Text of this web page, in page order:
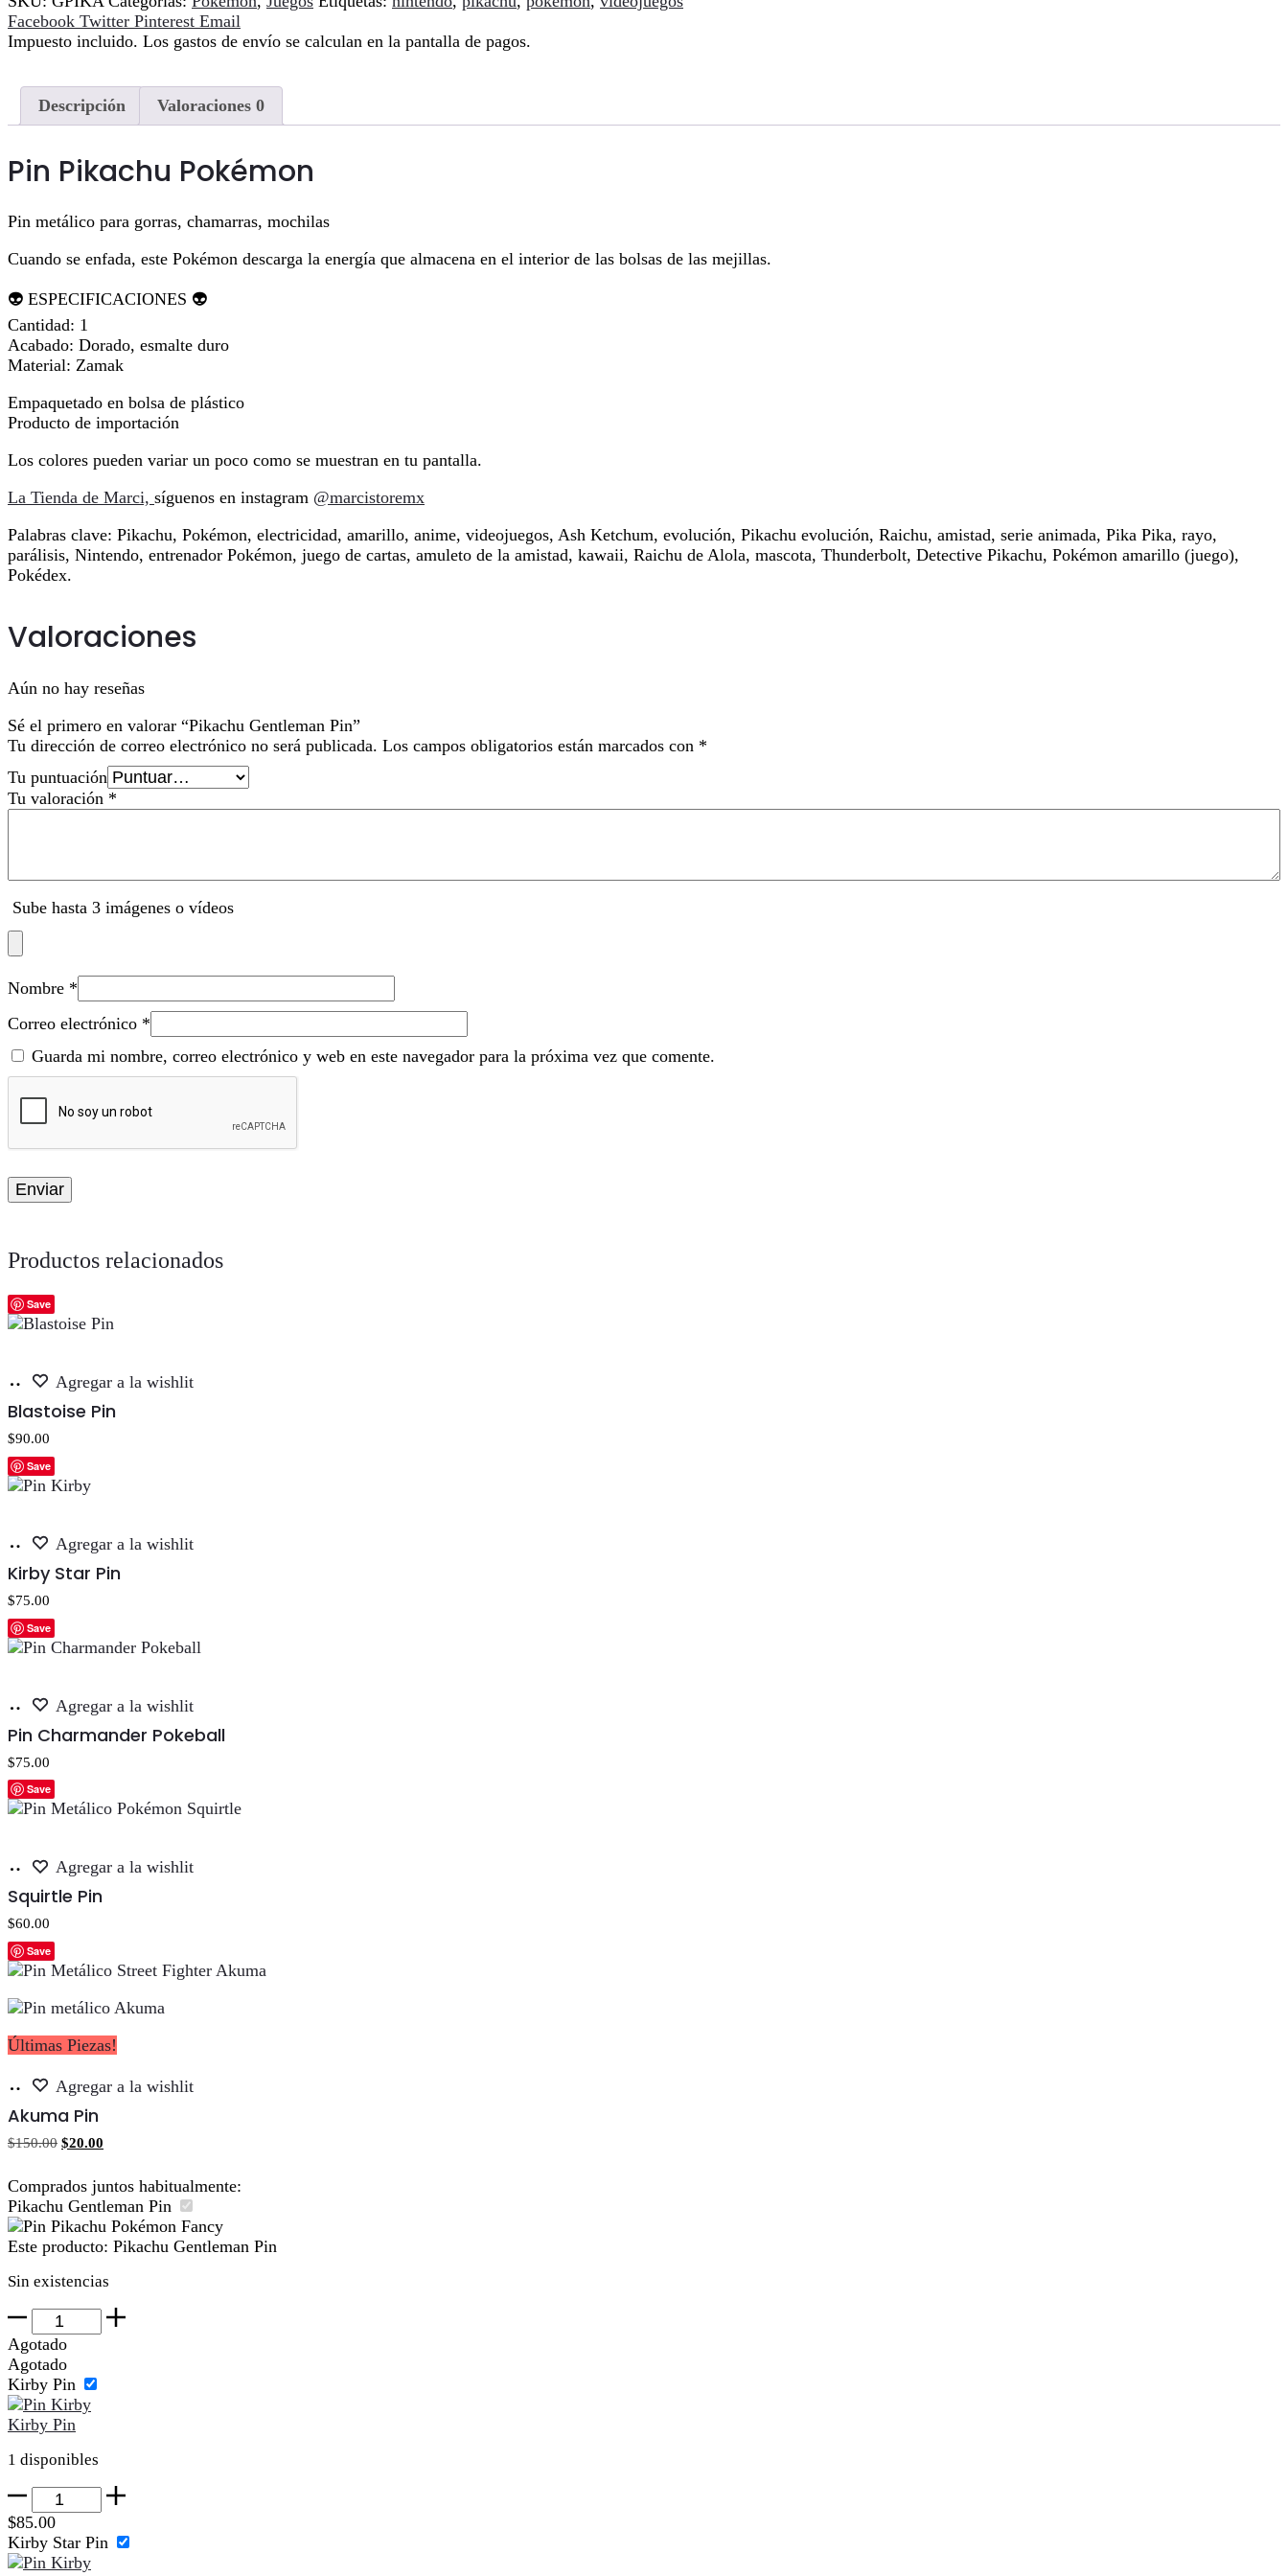
Compartir
Facebook Twitter Pinterest Email
Impuesto incluido. Los gastos de envío se calculan en la pantalla de pagos.
Descripción Valoraciones 0
Pin Pikachu Pokémon
Pin metálico para gorras, chamarras, mochilas
Cuando se enfada, este Pokémon descarga la energía que almacena en el interior de las bolsas de las mejillas.
👽 ESPECIFICACIONES 👽
Cantidad: 1
Acabado: Dorado, esmalte duro
Material: Zamak
Empaquetado en bolsa de plástico
Producto de importación
Los colores pueden variar un poco como se muestran en tu pantalla.
La Tienda de Marci, síguenos en instagram @marcistoremx
Palabras clave: Pikachu, Pokémon, electricidad, amarillo, anime, videojuegos, Ash Ketchum, evolución, Pikachu evolución, Raichu, amistad, serie animada, Pika Pika, rayo,
parálisis, Nintendo, entrenador Pokémon, juego de cartas, amuleto de la amistad, kawaii, Raichu de Alola, mascota, Thunderbolt, Detective Pikachu, Pokémon amarillo (juego),
Pokédex.
Valoraciones
Aún no hay reseñas
Sé el primero en valorar “Pikachu Gentleman Pin”
Tu dirección de correo electrónico no será publicada. Los campos obligatorios están marcados con *
Tu puntuación
Tu valoración *
Sube hasta 3 imágenes o vídeos
Nombre *
Correo electrónico *
Guarda mi nombre, correo electrónico y web en este navegador para la próxima vez que comente.
Productos relacionados
Save
Añadir
carrito
Agregar a la wishlit
Blastoise Pin
$90.00
Save
Añadir
carrito
Agregar a la wishlit
Kirby Star Pin
$75.00
Save
Añadir
carrito
Agregar a la wishlit
Pin Charmander Pokeball
$75.00
Save
Añadir
carrito
Agregar a la wishlit
Squirtle Pin
$60.00
Save
Últimas Piezas!
Añadir
carrito
Agregar a la wishlit
Akuma Pin
$150.00 El
era:
$150.00.
$20.00
es:
$20.00.
Comprados juntos habitualmente:
Pikachu Gentleman Pin
Este producto: Pikachu Gentleman Pin
Sin existencias
Pikachu
Gentleman
Pin
cantidad
Agotado
Agotado
Kirby Pin
Kirby Pin
1 disponibles
Kirby
Pin
cantidad
$85.00
Kirby Star Pin